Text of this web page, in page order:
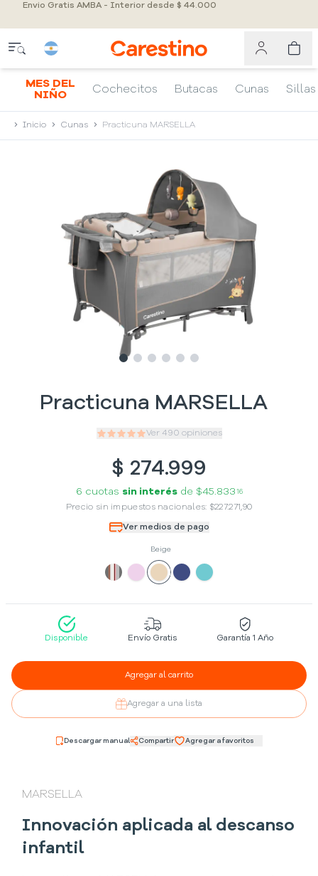
Envio Gratis AMBA - Interior desde $ 44.000
MES DEL
NIÑO
Cochecitos Butacas Cunas Sillas
Inicio Cunas Practicuna MARSELLA
Slide1
Slide2
Slide3
Slide4
SlideSlide
Practicuna MARSELLA
Ver 490 opiniones
$ 274.999
6 cuotas sin interésde $45.833 16
Precio sin impuestos nacionales: $227.271,90
Ver medios de pago
Beige
Disponible Envío Gratis Garantía 1 Año
Agregar al carrito
Agregar a una lista
Descargar manual Compartir Agregar a favoritos
MARSELLA
Innovación aplicada al descanso
infantil